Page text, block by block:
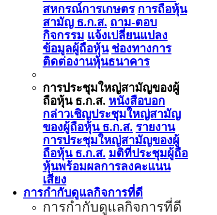
สหกรณ์การเกษตร การถือหุ้น
สามัญ ธ.ก.ส. ถาม-ตอบ
กิจกรรม แจ้งเปลี่ยนแปลง
ข้อมูลผู้ถือหุ้น ช่องทางการ
ติดต่องานหุ้นธนาคาร
การประชุมใหญ่สามัญของผู้
ถือหุ้น ธ.ก.ส. หนังสือบอก
กล่าวเชิญประชุมใหญ่สามัญ
ของผู้ถือหุ้น ธ.ก.ส. รายงาน
การประชุมใหญ่สามัญของผู้
ถือหุ้น ธ.ก.ส. มติที่ประชุมผู้ถือ
หุ้นพร้อมผลการลงคะแนน
เสียง
การกำกับดูแลกิจการที่ดี
การกำกับดูแลกิจการที่ดี